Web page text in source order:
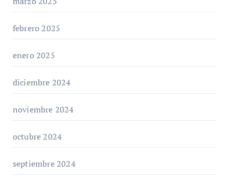
febrero 2025
enero 2025
diciembre 2024
noviembre 2024
octubre 2024
septiembre 2024